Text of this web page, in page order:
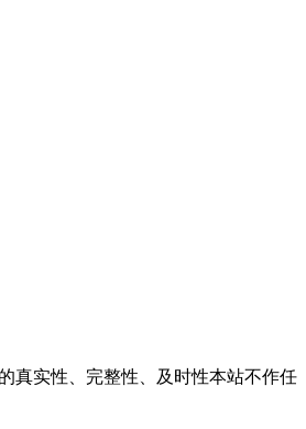
真实性、完整性、及时性本站不作任